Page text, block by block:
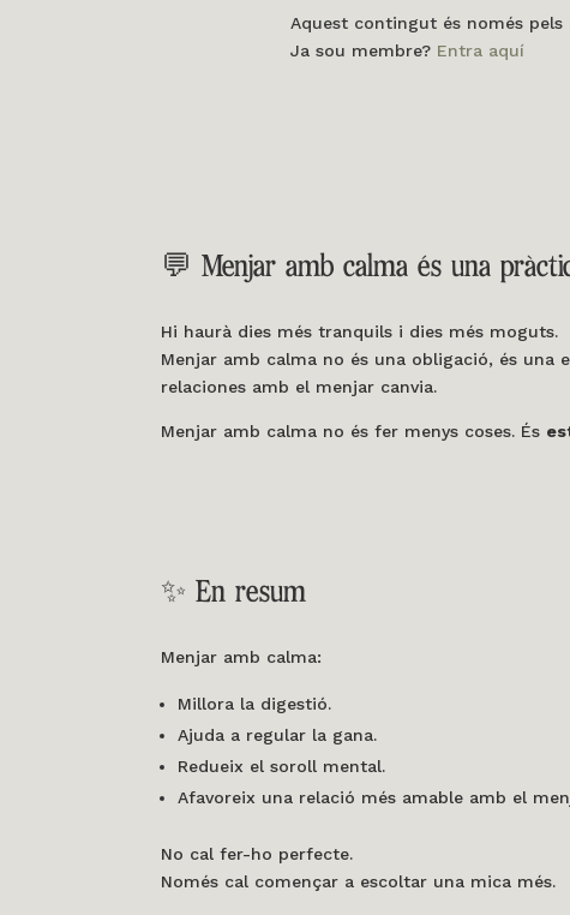
Aquest contingut és només
Ja sou membre? Entra aquí
💬 Menjar amb calma és una
Hi haurà dies més tranquils i dies més moguts.
Menjar amb calma no és una obligació, és
relaciones amb el menjar canvia.
Menjar amb calma no és fer menys coses. És
✨ En resum
Menjar amb calma:
Millora la digestió.
Ajuda a regular la gana.
Redueix el soroll mental.
Afavoreix una relació més amable amb el
No cal fer-ho perfecte.
Només cal començar a escoltar una mica més.